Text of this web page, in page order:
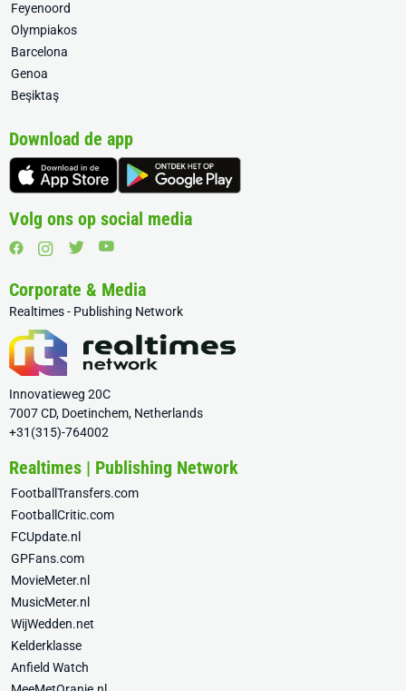
Feyenoord
Olympiakos
Barcelona
Genoa
Beşiktaş
Download de app
Volg ons op social media
Corporate & Media
Realtimes - Publishing Network
Innovatieweg 20C
7007 CD, Doetinchem, Netherlands
+31(315)-764002
Realtimes | Publishing Network
FootballTransfers.com
FootballCritic.com
FCUpdate.nl
GPFans.com
MovieMeter.nl
MusicMeter.nl
WijWedden.net
Kelderklasse
Anfield Watch